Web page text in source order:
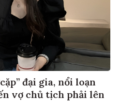
đại gia, nổi loạn
vợ chủ tịch phải lên